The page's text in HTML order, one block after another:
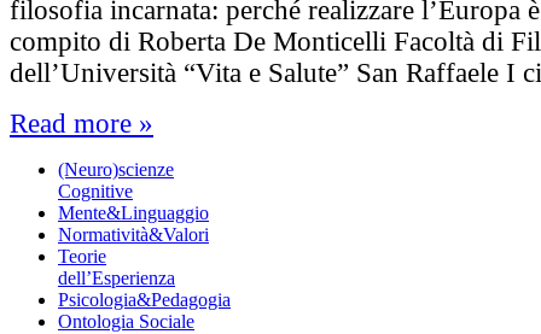
filosofia incarnata: perché realizzare l’Europa
compito di Roberta De Monticelli Facoltà di
dell’Università “Vita e Salute” San Raffaele I
Read more »
(Neuro)scienze
Cognitive
Mente&Linguaggio
Normatività&Valori
Teorie
dell’Esperienza
Psicologia&Pedagogia
Ontologia Sociale